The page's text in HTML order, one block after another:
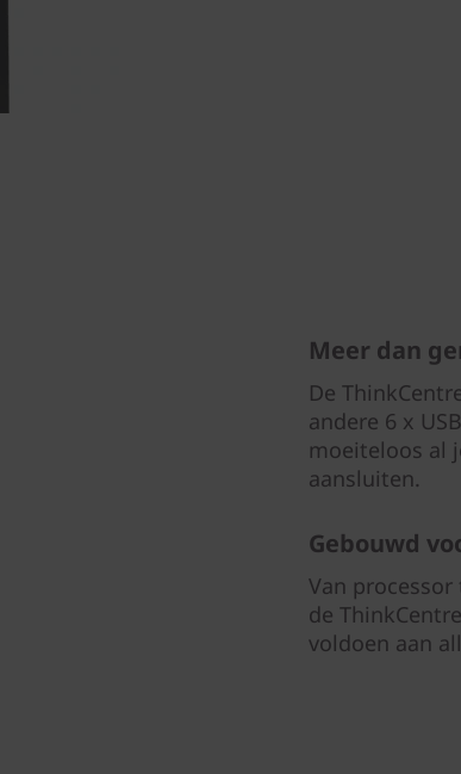
Meer dan
De
andere 6 x
moeiteloos al
aansluiten.
Gebouwd
Van
de
voldoen aan